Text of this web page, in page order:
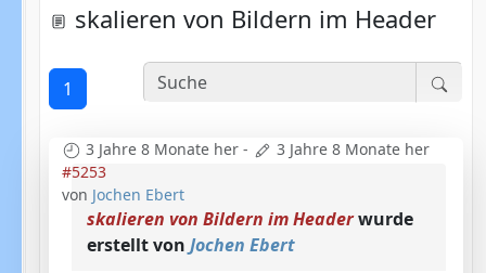
skalieren von Bildern im Header
1
3 Jahre 8 Monate her -
3 Jahre 8 Monate her
#5253
von Jochen Ebert
skalieren von Bildern im Headerwurde
erstellt vonJochen Ebert